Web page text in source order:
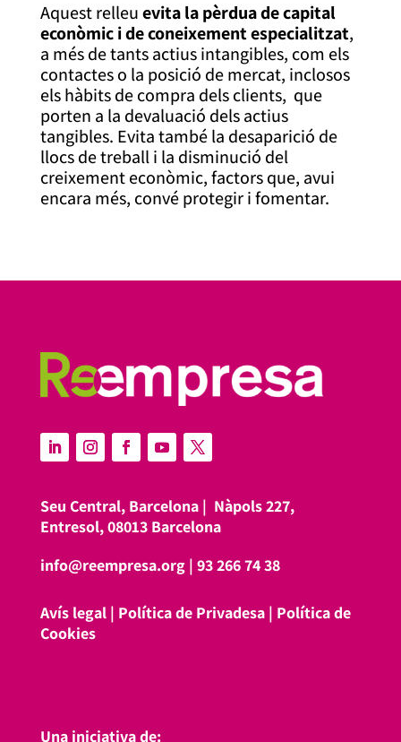
Aquest relleuevita la pèrdua de capital
econòmic i de coneixement especialitzat,
a més de tants actius intangibles, com els
contactes o la posició de mercat, inclosos
els hàbits de compra dels clients, que
porten a la devaluació dels actius
tangibles. Evita també la desaparició de
llocs de treball i la disminució del
creixement econòmic, factors que, avui
encara més, convé protegir i fomentar.
Seu Central, Barcelona | Nàpols 227,
Entresol, 08013 Barcelona
info@reempresa.org| 93 266 74 38
Avís legal| Política de Privadesa| Política de
Cookies
Una iniciativa de: